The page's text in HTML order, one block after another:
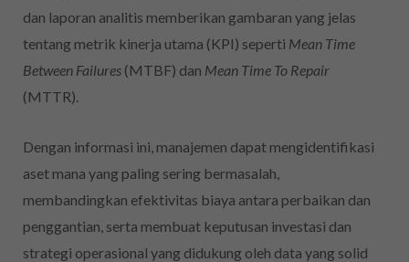
dan laporan analitis memberikan gambaran yang jelas
tentang metrik kinerja utama (KPI) seperti Mean Time
Between Failures (MTBF) dan Mean Time To Repair
(MTTR).
Dengan informasi ini, manajemen dapat mengidentifikasi
aset mana yang paling sering bermasalah,
membandingkan efektivitas biaya antara perbaikan dan
penggantian, serta membuat keputusan investasi dan
strategi operasional yang didukung oleh data yang solid